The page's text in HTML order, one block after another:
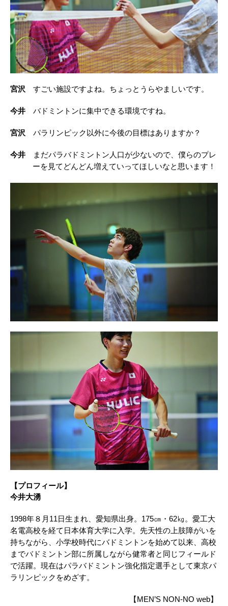
宮沢 すごい施設ですよね。ちょっとうらやましいです。
今井 バドミントンに集中できる環境ですね。
宮沢 パラリンピック以外に今後の目標はありますか？
今井 まだパラバドミントン人口が少ないので、僕らのプレ
ーを見てどんどん増えていってほしいなと思います！
【プロフィール】
今井大湧
1998年８月11日生まれ、愛知県出身。175㎝・62㎏。愛工大
名電高校を経て日本体育大学に入学。先天性の上肢障がいを
持ちながら、小学校時代にバドミントンを始めて以来、高校
までバドミントン部に所属しながら健常者と同じフィールド
で活躍。現在はパラバドミントン強化指定選手として東京パ
ラリンピックをめざす。
【MEN’S NON-NO web】